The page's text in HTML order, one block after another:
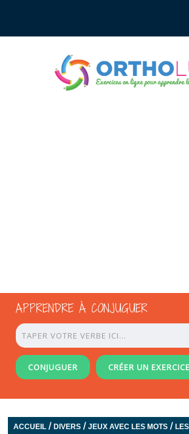
APPRENDRE À CONJUGUER
CONJUGUER CRÉER UN EXERCICE
ACCUEIL/ DIVERS/ JEUX AVEC LES MOTS/